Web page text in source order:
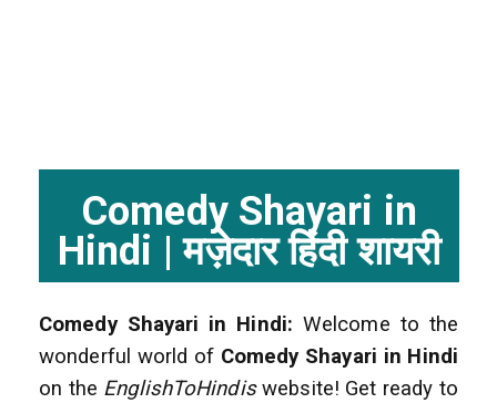
Comedy Shayari in
Hindi | मज़ेदार हिंदी शायरी
Comedy Shayari in Hindi: Welcome to the
wonderful world of Comedy Shayari in Hindi
on the EnglishToHindiswebsite! Get ready to